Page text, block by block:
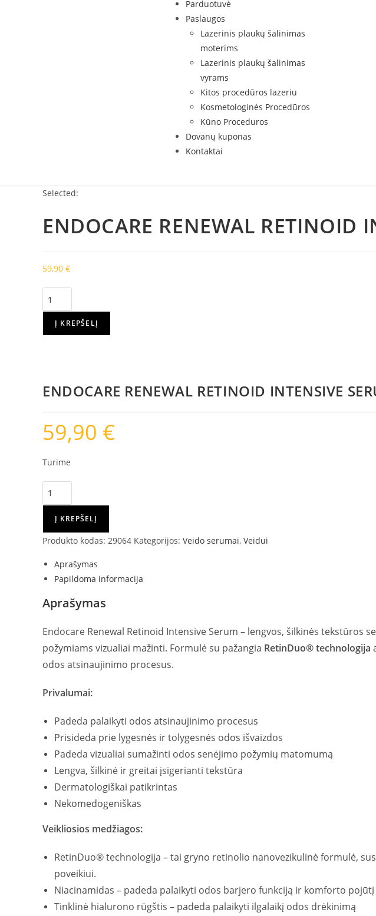
Parduotuvė
Paslaugos
Lazerinis plaukų šalinimas
moterims
Lazerinis plaukų šalinimas
vyrams
Kitos procedūros lazeriu
Kosmetologinės Procedūros
Kūno Proceduros
Dovanų kuponas
Kontaktai
Selected:
ENDOCARE RENEWAL RETINOID
59,90 €
Į KREPŠELĮ
ENDOCARE RENEWAL RETINOID INTENSIVE
59,90 €
Turime
Į KREPŠELĮ
Produkto kodas: 29064 Kategorijos: Veido serumai, Veidui
Aprašymas
Papildoma informacija
Aprašymas
Endocare Renewal Retinoid Intensive Serum – lengvos, šilkinės
požymiams vizualiai mažinti. Formulė su pažangia RetinDuo® technologija
odos atsinaujinimo procesus.
Privalumai:
Padeda palaikyti odos atsinaujinimo procesus
Prisideda prie lygesnės ir tolygesnės odos išvaizdos
Padeda vizualiai sumažinti odos senėjimo požymių matomumą
Lengva, šilkinė ir greitai įsigerianti tekstūra
Dermatologiškai patikrintas
Nekomedogeniškas
Veikliosios medžiagos:
RetinDuo® technologija – tai gryno retinolio nanovezikulinė formulė,
poveikiui.
Niacinamidas – padeda palaikyti odos barjero funkciją ir komforto pojūtį
Tinklinė hialurono rūgštis – padeda palaikyti ilgalaikį odos drėkinimą